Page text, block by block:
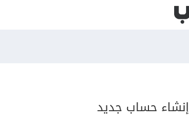
إنشاء حساب جديد